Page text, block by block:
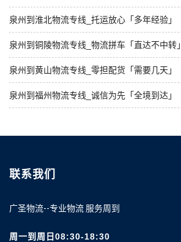
泉州到淮北物流专线_托运放心「多年经验」
泉州到铜陵物流专线_物流拼车「直达不中转」
泉州到黄山物流专线_零担配货「需要几天」
泉州到福州物流专线_诚信为先「全境到达」
联系我们
广圣物流--专业物流 服务周到
周一到周日08:30-18:30